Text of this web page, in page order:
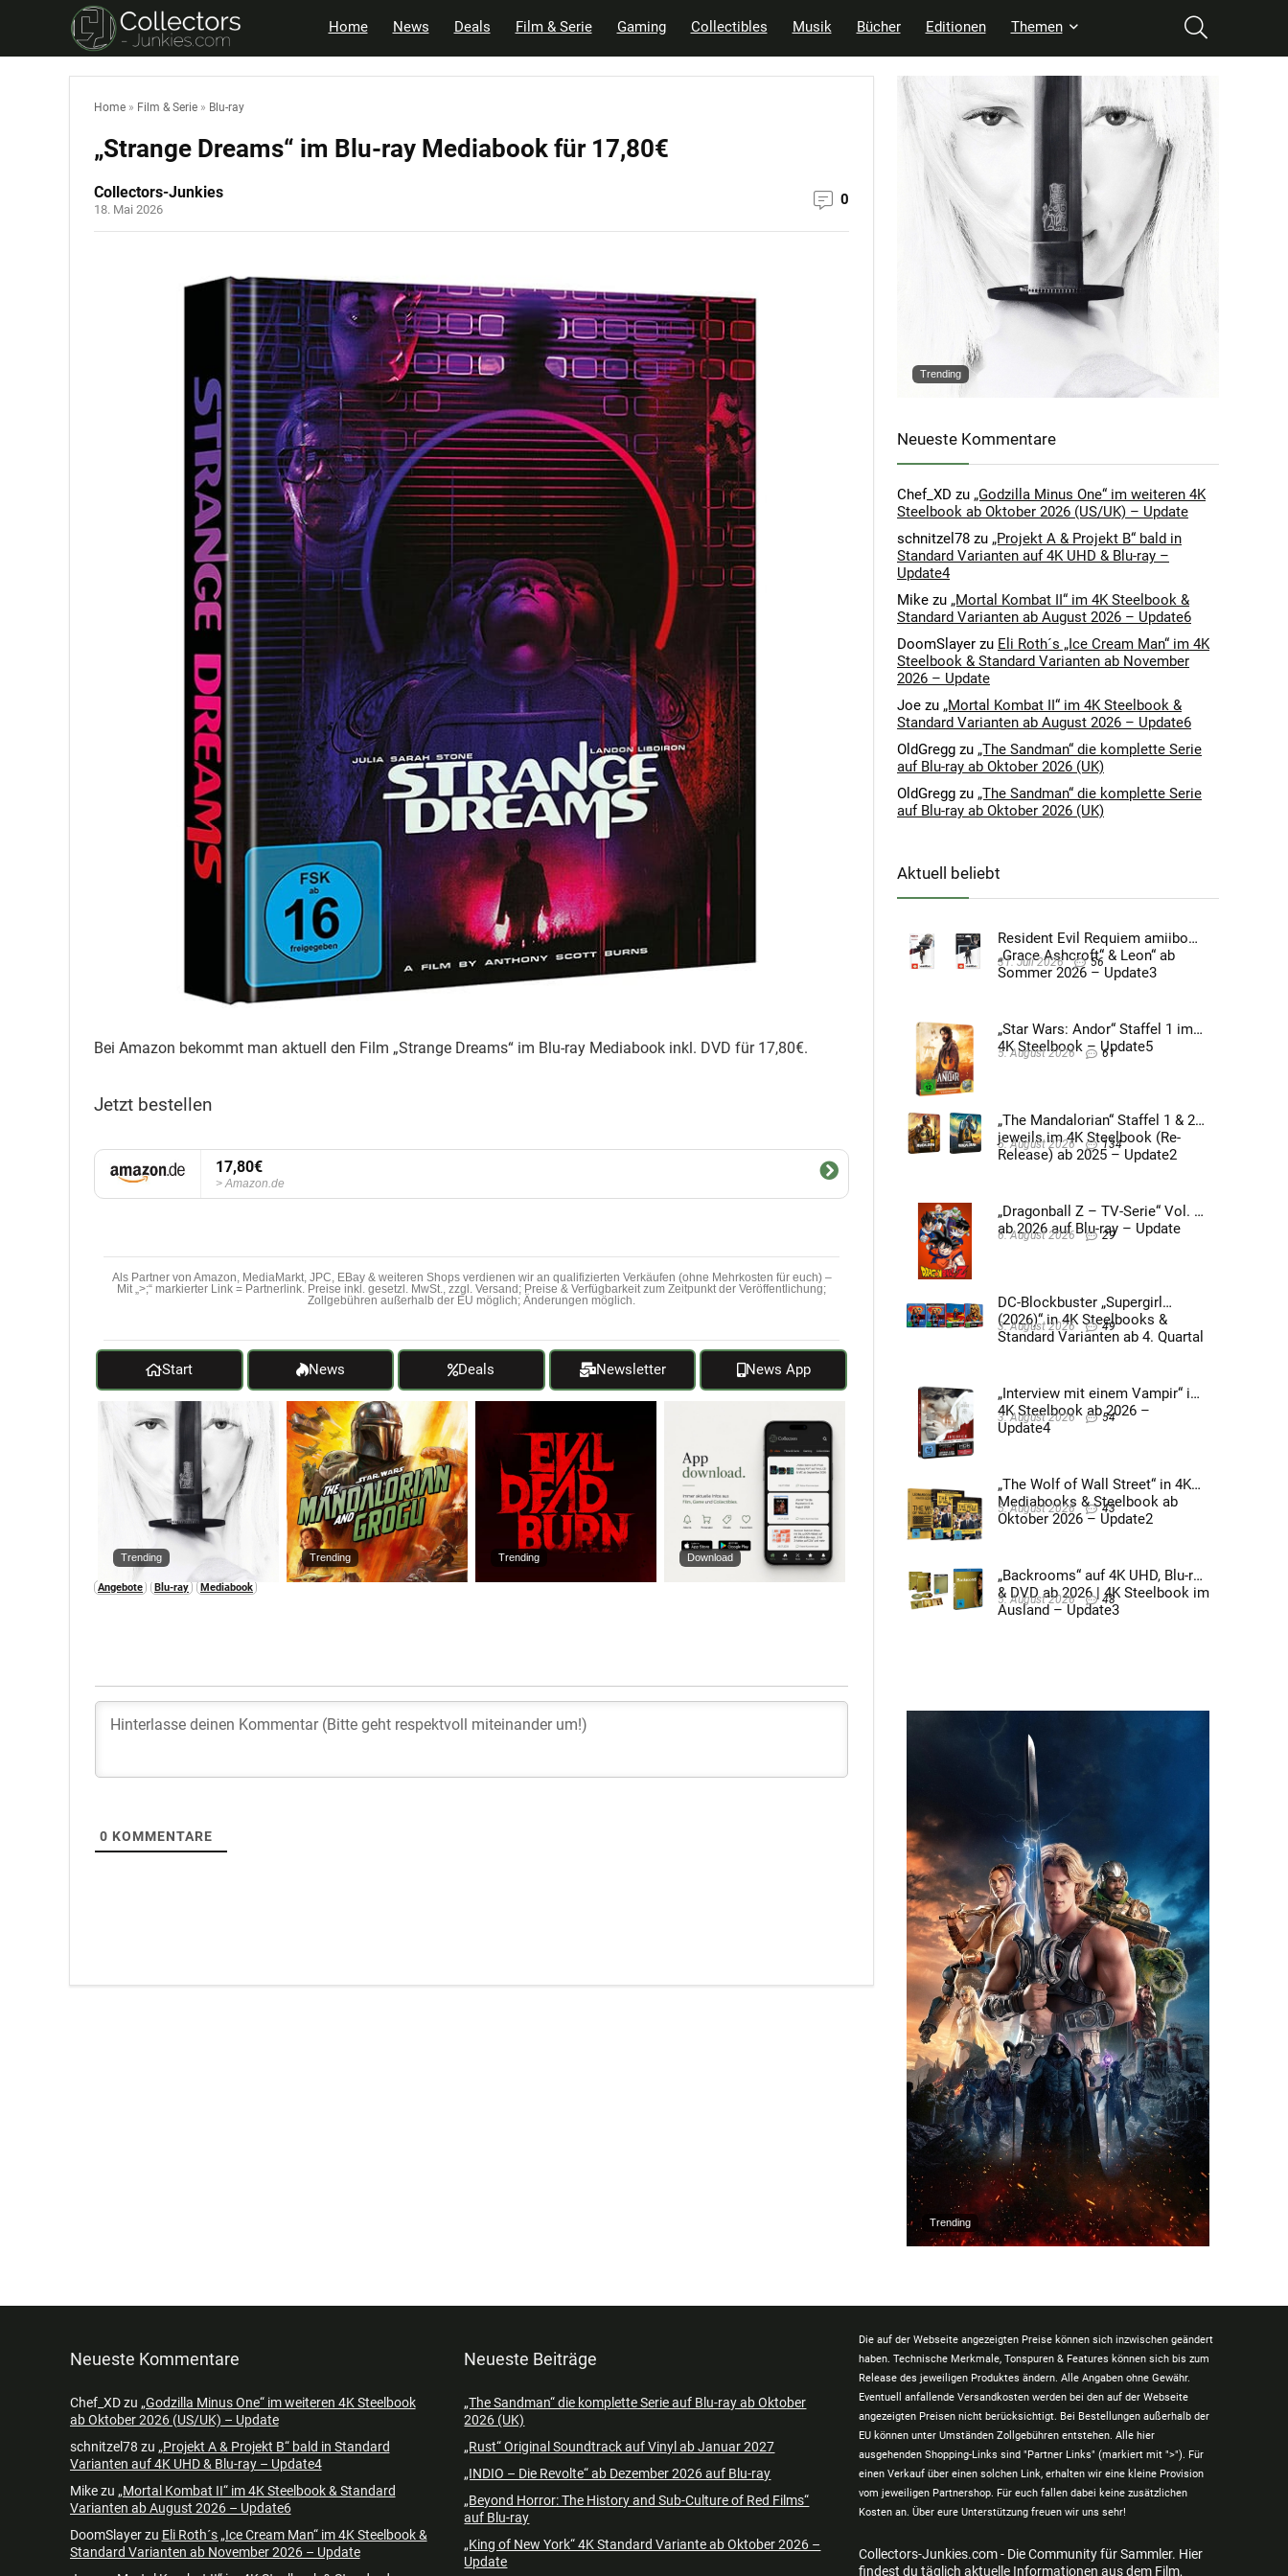
Home News Deals Film & Serie Gaming Collectibles Musik Bücher Editionen Themen
Home » Film & Serie » Blu-ray
„Strange Dreams“ im Blu-ray Mediabook für 17,80€
Collectors-Junkies
18. Mai 2026
0
Bei Amazon bekommt man aktuell den Film „Strange Dreams“ im Blu-ray Mediabook inkl. DVD für 17,80€.
Jetzt bestellen
17,80€
Amazon.de
Als Partner von Amazon, MediaMarkt, JPC, EBay & weiteren Shops verdienen wir an qualifizierten Verkäufen (ohne Mehrkosten für euch) –
Mit „>;“ markierter Link = Partnerlink. Preise inkl. gesetzl. MwSt., zzgl. Versand; Preise & Verfügbarkeit zum Zeitpunkt der Veröffentlichung;
Zollgebühren außerhalb der EU möglich; Änderungen möglich.
Start News Deals Newsletter News App
Trending Trending Trending Download
Angebote Blu-ray Mediabook
0 KOMMENTARE
Trending
Neueste Kommentare
Chef_XD zu „Godzilla Minus One“ im weiteren 4K
Steelbook ab Oktober 2026 (US/UK) – Update
schnitzel78 zu „Projekt A & Projekt B“ bald in
Standard Varianten auf 4K UHD & Blu-ray –
Update4
Mike zu „Mortal Kombat II“ im 4K Steelbook &
Standard Varianten ab August 2026 – Update6
DoomSlayer zu Eli Roth´s „Ice Cream Man“ im 4K
Steelbook & Standard Varianten ab November
2026 – Update
Joe zu „Mortal Kombat II“ im 4K Steelbook &
Standard Varianten ab August 2026 – Update6
OldGregg zu „The Sandman“ die komplette Serie
auf Blu-ray ab Oktober 2026 (UK)
OldGregg zu „The Sandman“ die komplette Serie
auf Blu-ray ab Oktober 2026 (UK)
Aktuell beliebt
Resident Evil Requiem amiibo
„Grace Ashcroft“ & Leon“ ab
Sommer 2026 – Update3
31. Juli 2026 56
„Star Wars: Andor“ Staffel 1 im
4K Steelbook – Update5
5. August 2026 61
„The Mandalorian“ Staffel 1 & 2
jeweils im 4K Steelbook (Re-
Release) ab 2025 – Update2
5. August 2026 134
„Dragonball Z – TV-Serie“ Vol. 4
ab 2026 auf Blu-ray – Update
6. August 2026 29
DC-Blockbuster „Supergirl
(2026)“ in 4K Steelbooks &
Standard Varianten ab 4. Quartal
3. August 2026 49
„Interview mit einem Vampir“ im
4K Steelbook ab 2026 –
Update4
3. August 2026 54
„The Wolf of Wall Street“ in 4K
Mediabooks & Steelbook ab
Oktober 2026 – Update2
5. August 2026 43
„Backrooms“ auf 4K UHD, Blu-ray
& DVD ab 2026 | 4K Steelbook im
Ausland – Update3
5. August 2026 48
Trending
Neueste Kommentare
Chef_XDzu „Godzilla Minus One“ im weiteren 4K Steelbook
ab Oktober 2026 (US/UK) – Update
schnitzel78 zu „Projekt A & Projekt B“ bald in Standard
Varianten auf 4K UHD & Blu-ray – Update4
Mikezu „Mortal Kombat II“ im 4K Steelbook & Standard
Varianten ab August 2026 – Update6
DoomSlayerzu Eli Roth´s „Ice Cream Man“ im 4K Steelbook &
Standard Varianten ab November 2026 – Update
Neueste Beiträge
„The Sandman“ die komplette Serie auf Blu-ray ab Oktober
2026 (UK)
„Rust“ Original Soundtrack auf Vinyl ab Januar 2027
„INDIO – Die Revolte“ ab Dezember 2026 auf Blu-ray
„Beyond Horror: The History and Sub-Culture of Red Films“
auf Blu-ray
„King of New York“ 4K Standard Variante ab Oktober 2026 –
Update
Die auf der Webseite angezeigten Preise können sich inzwischen geändert
haben. Technische Merkmale, Tonspuren & Features können sich bis zum
Release des jeweiligen Produktes ändern. Alle Angaben ohne Gewähr.
Eventuell anfallende Versandkosten werden bei den auf der Webseite
angezeigten Preisen nicht berücksichtigt. Bei Bestellungen außerhalb der
EU können unter Umständen Zollgebühren entstehen. Alle hier
ausgehenden Shopping-Links sind "Partner Links" (markiert mit ">"). Für
einen Verkauf über einen solchen Link, erhalten wir eine kleine Provision
vom jeweiligen Partnershop. Für euch fallen dabei keine zusätzlichen
Kosten an. Über eure Unterstützung freuen wir uns sehr!
Collectors-Junkies.com - Die Community für Sammler. Hier
findest du täglich aktuelle Informationen aus dem Film,